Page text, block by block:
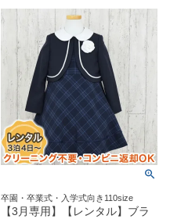
レディース
アウター
アクセサリー
音楽雑貨
Shichi-Go-San
七五三
3歳・5歳・7歳の晴れの日
卒園・卒業式・入学式向き110size
【3月専用】【レンタル】ブラ